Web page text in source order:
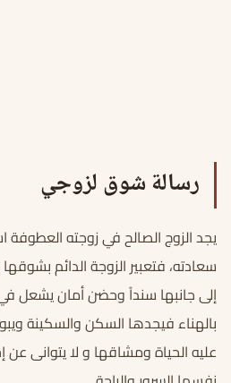
رسالة شوق لزوجي
يجد الزوج الصالح في زوجته
سعادته، فتعبير الزوجة الدائم
إلى جانبها سنداً وحضن أمان يشعل
بالهناء فيجدها السكن والسكينة
عليه الحياة ومشاقها و لا يتوانى